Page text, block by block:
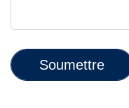
Soumettre